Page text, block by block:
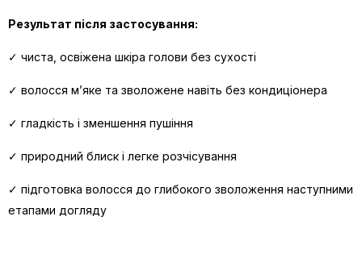
Результат після застосування:
✓ чиста, освіжена шкіра голови без сухості
✓ волосся м’яке та зволожене навіть без кондиціонера
✓ гладкість і зменшення пушіння
✓ природний блиск і легке розчісування
✓ підготовка волосся до глибокого зволоження наступними
етапами догляду